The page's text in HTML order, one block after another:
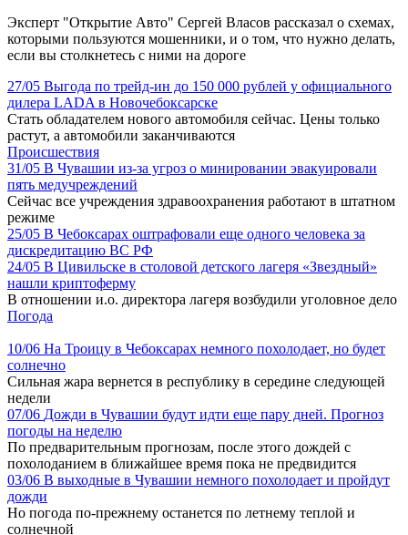
Эксперт "Открытие Авто" Сергей Власов рассказал о схемах,
которыми пользуются мошенники, и о том, что нужно делать,
если вы столкнетесь с ними на дороге
27/05 Выгода по трейд-ин до 150 000 рублей у официального
дилера LADA в Новочебоксарске
Стать обладателем нового автомобиля сейчас. Цены только
растут, а автомобили заканчиваются
Происшествия
31/05 В Чувашии из-за угроз о минировании эвакуировали
пять медучреждений
Сейчас все учреждения здравоохранения работают в штатном
режиме
25/05 В Чебоксарах оштрафовали еще одного человека за
дискредитацию ВС РФ
24/05 В Цивильске в столовой детского лагеря «Звездный»
нашли криптоферму
В отношении и.о. директора лагеря возбудили уголовное дело
Погода
10/06 На Троицу в Чебоксарах немного похолодает, но будет
солнечно
Сильная жара вернется в республику в середине следующей
недели
07/06 Дожди в Чувашии будут идти еще пару дней. Прогноз
погоды на неделю
По предварительным прогнозам, после этого дождей с
похолоданием в ближайшее время пока не предвидится
03/06 В выходные в Чувашии немного похолодает и пройдут
дожди
Но погода по-прежнему останется по летнему теплой и
солнечной